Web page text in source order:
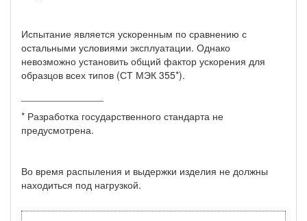
Испытание является ускоренным по сравнению с
остальными условиями эксплуатации. Однако
невозможно установить общий фактор ускорения для
образцов всех типов (СТ МЭК 355*).
* Разработка государственного стандарта не
предусмотрена.
Во время распыления и выдержки изделия не должны
находиться под нагрузкой.